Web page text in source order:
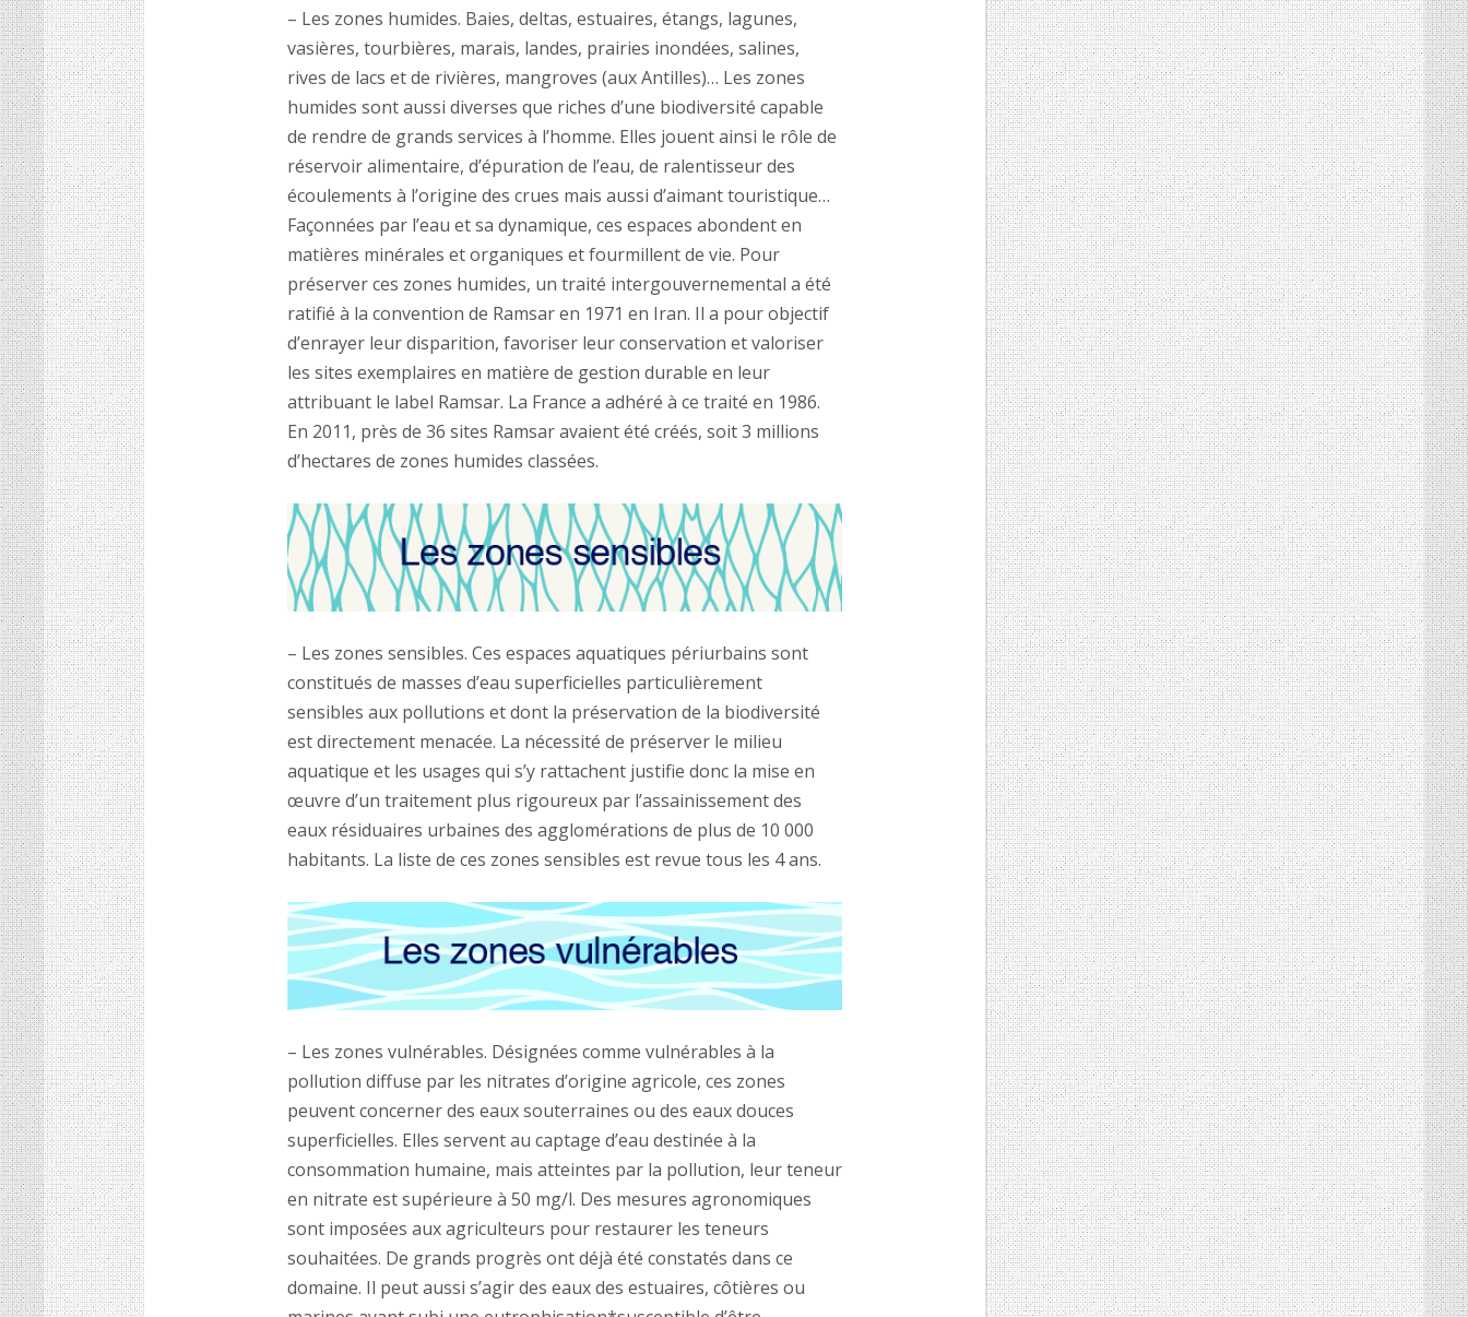
– Les zones humides. Baies, deltas, estuaires, étangs, lagunes,
vasières, tourbières, marais, landes, prairies inondées, salines,
rives de lacs et de rivières, mangroves (aux Antilles)… Les zones
humides sont aussi diverses que riches d’une biodiversité capable
de rendre de grands services à l’homme. Elles jouent ainsi le rôle de
réservoir alimentaire, d’épuration de l’eau, de ralentisseur des
écoulements à l’origine des crues mais aussi d’aimant touristique…
Façonnées par l’eau et sa dynamique, ces espaces abondent en
matières minérales et organiques et fourmillent de vie. Pour
préserver ces zones humides, un traité intergouvernemental a été
ratifié à la convention de Ramsar en 1971 en Iran. Il a pour objectif
d’enrayer leur disparition, favoriser leur conservation et valoriser
les sites exemplaires en matière de gestion durable en leur
attribuant le label Ramsar. La France a adhéré à ce traité en 1986.
En 2011, près de 36 sites Ramsar avaient été créés, soit 3 millions
d’hectares de zones humides classées.
– Les zones sensibles. Ces espaces aquatiques périurbains sont
constitués de masses d’eau superficielles particulièrement
sensibles aux pollutions et dont la préservation de la biodiversité
est directement menacée. La nécessité de préserver le milieu
aquatique et les usages qui s’y rattachent justifie donc la mise en
œuvre d’un traitement plus rigoureux par l’assainissement des
eaux résiduaires urbaines des agglomérations de plus de 10 000
habitants. La liste de ces zones sensibles est revue tous les 4 ans.
– Les zones vulnérables. Désignées comme vulnérables à la
pollution diffuse par les nitrates d’origine agricole, ces zones
peuvent concerner des eaux souterraines ou des eaux douces
superficielles. Elles servent au captage d’eau destinée à la
consommation humaine, mais atteintes par la pollution, leur teneur
en nitrate est supérieure à 50 mg/l. Des mesures agronomiques
sont imposées aux agriculteurs pour restaurer les teneurs
souhaitées. De grands progrès ont déjà été constatés dans ce
domaine. Il peut aussi s’agir des eaux des estuaires, côtières ou